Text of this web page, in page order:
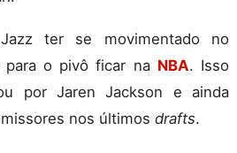
ter se movimentado no
para o pivô ficar na NBA. Isso
por Jaren Jackson e ainda
nos últimos drafts.